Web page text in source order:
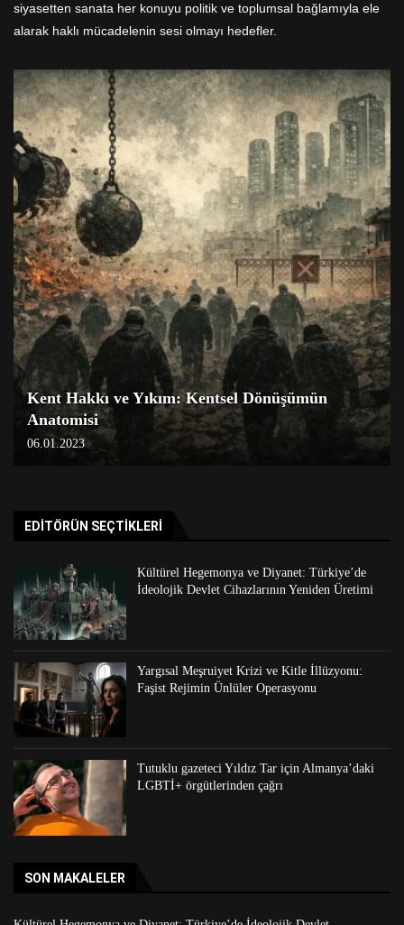
siyasetten sanata her konuyu politik ve toplumsal bağlamıyla ele
alarak haklı mücadelenin sesi olmayı hedefler.
Kent Hakkı ve Yıkım: Kentsel Dönüşümün
Anatomisi
06.01.2023
EDITÖRÜN SEÇTIKLERI
Kültürel Hegemonya ve Diyanet: Türkiye’de
İdeolojik Devlet Cihazlarının Yeniden Üretimi
Yargısal Meşruiyet Krizi ve Kitle İllüzyonu:
Faşist Rejimin Ünlüler Operasyonu
Tutuklu gazeteci Yıldız Tar için Almanya’daki
LGBTİ+ örgütlerinden çağrı
SON MAKALELER